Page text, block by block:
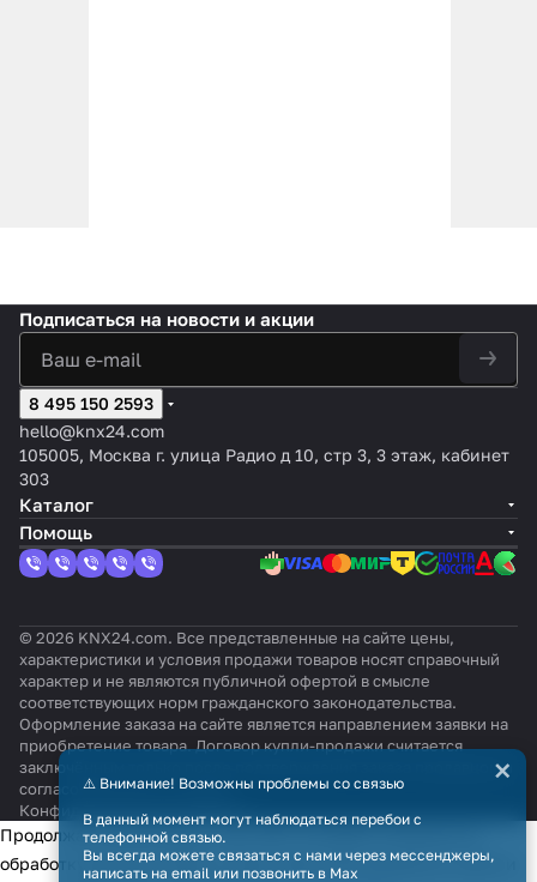
Подписаться на новости и акции
8 495 150 2593
hello@knx24.com
105005, Москва г. улица Радио д 10, стр 3, 3 этаж, кабинет
303
Каталог
Помощь
© 2026 KNX24.com. Все представленные на сайте цены,
характеристики и условия продажи товаров носят справочный
характер и не являются публичной офертой в смысле
соответствующих норм гражданского законодательства.
Оформление заказа на сайте является направлением заявки на
приобретение товара. Договор купли-продажи считается
заключённым только после подтверждения заказа продавцом и
согласования всех условий.
Конфиденциальность
⚠️ Внимание! Возможны проблемы со связью
В данный момент могут наблюдаться перебои с
телефонной связью.
Вы всегда можете связаться с нами через мессенджеры,
написать на email или позвонить в Max
×
Продолжая использовать наш сайт, вы даёте согласие на
обработку файлов cookie в целях функционирования сайта и